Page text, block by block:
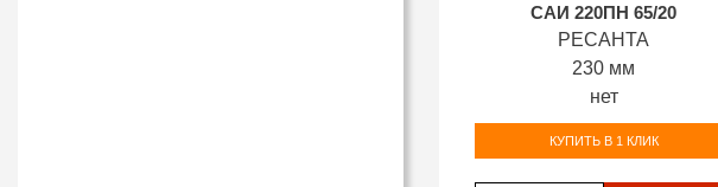
САИ 220ПН 65/20
РЕСАНТА
230 мм
нет
КУПИТЬ В 1 КЛИК